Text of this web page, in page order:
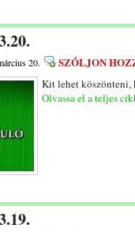
20. SZÓLJON
Kit lehet köszönteni,
Olvassa el a teljes